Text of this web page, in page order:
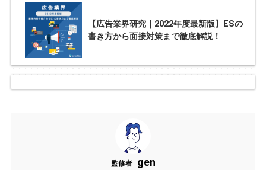
【広告業界研究｜2022年度最新版】ESの
書き方から面接対策まで徹底解説！
監修者 gen